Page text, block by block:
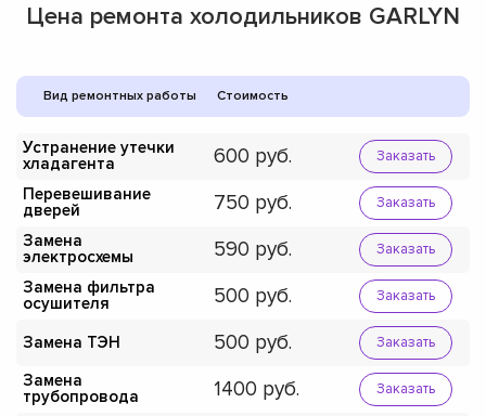
Цена ремонта холодильников GARLYN
Вид ремонтных работы Стоимость
Устранение утечки
хладагента
600 Заказать
Перевешивание
дверей
750 Заказать
Замена
электросхемы
590 Заказать
Замена фильтра
осушителя
500 Заказать
Замена ТЭН 500 Заказать
Замена
трубопровода
1400 Заказать